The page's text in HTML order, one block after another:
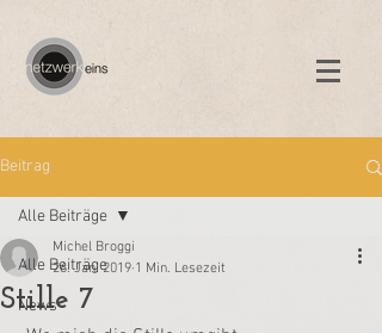
Beitrag
Alle Beiträge
News
Alle Beiträge
Stille 7
Michel Broggi
26. Jan. 2019 1 Min. Lesezeit